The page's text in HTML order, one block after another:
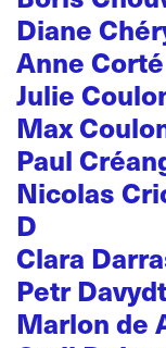
Diane
Anne Corté
Julie
Max
Paul
Nicolas
D
Clara
Petr
Marlon de